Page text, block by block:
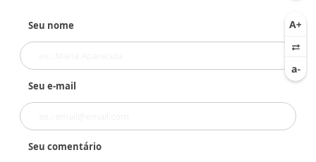
Seu nome
Seu e-mail
Seu comentário